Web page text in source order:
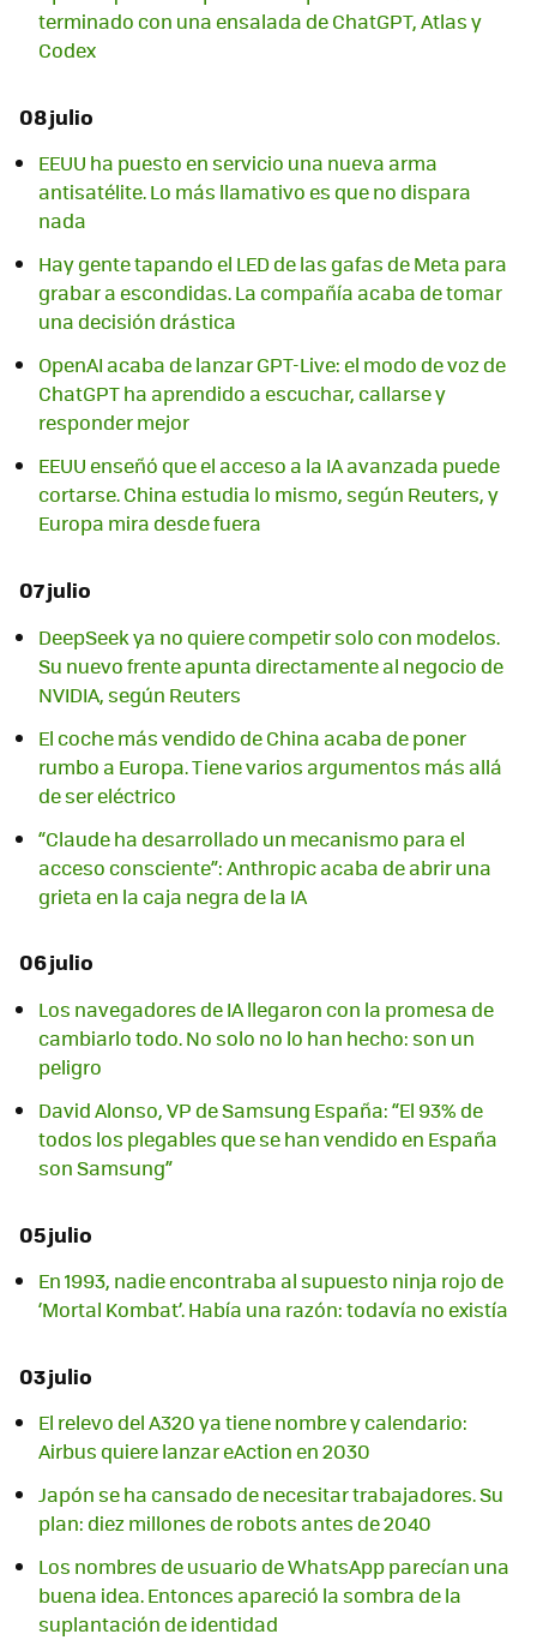
terminado con una ensalada de ChatGPT, Atlas y
Codex
08 julio
EEUU ha puesto en servicio una nueva arma
antisatélite. Lo más llamativo es que no dispara
nada
Hay gente tapando el LED de las gafas de Meta para
grabar a escondidas. La compañía acaba de tomar
una decisión drástica
OpenAI acaba de lanzar GPT-Live: el modo de voz de
ChatGPT ha aprendido a escuchar, callarse y
responder mejor
EEUU enseñó que el acceso a la IA avanzada puede
cortarse. China estudia lo mismo, según Reuters, y
Europa mira desde fuera
07 julio
DeepSeek ya no quiere competir solo con modelos.
Su nuevo frente apunta directamente al negocio de
NVIDIA, según Reuters
El coche más vendido de China acaba de poner
rumbo a Europa. Tiene varios argumentos más allá
de ser eléctrico
“Claude ha desarrollado un mecanismo para el
acceso consciente”: Anthropic acaba de abrir una
grieta en la caja negra de la IA
06 julio
Los navegadores de IA llegaron con la promesa de
cambiarlo todo. No solo no lo han hecho: son un
peligro
David Alonso, VP de Samsung España: “El 93% de
todos los plegables que se han vendido en España
son Samsung”
05 julio
En 1993, nadie encontraba al supuesto ninja rojo de
‘Mortal Kombat’. Había una razón: todavía no existía
03 julio
El relevo del A320 ya tiene nombre y calendario:
Airbus quiere lanzar eAction en 2030
Japón se ha cansado de necesitar trabajadores. Su
plan: diez millones de robots antes de 2040
Los nombres de usuario de WhatsApp parecían una
buena idea. Entonces apareció la sombra de la
suplantación de identidad